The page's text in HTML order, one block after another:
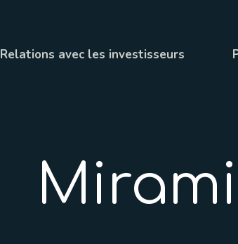
Relations avec les investisseurs